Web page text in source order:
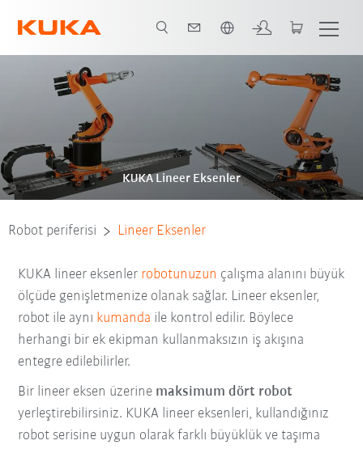
KUKA Lineer Eksenler
Robot periferisi Lineer Eksenler
KUKA lineer eksenler robotunuzun çalışma alanını büyük
ölçüde genişletmenize olanak sağlar. Lineer eksenler,
robot ile aynı kumanda ile kontrol edilir. Böylece
herhangi bir ek ekipman kullanmaksızın iş akışına
entegre edilebilirler.
Bir lineer eksen üzerine maksimum dört robot
yerleştirebilirsiniz. KUKA lineer eksenleri, kullandığınız
robot serisine uygun olarak farklı büyüklük ve taşıma